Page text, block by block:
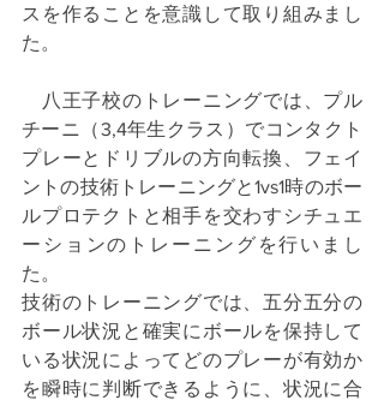
スを作ることを意識して取り組みまし
た。
八王子校のトレーニングでは、プル
チーニ（3,4年生クラス）でコンタクト
プレーとドリブルの方向転換、フェイ
ントの技術トレーニングと1vs1時のボー
ルプロテクトと相手を交わすシチュエ
ーションのトレーニングを行いまし
た。
技術のトレーニングでは、五分五分の
ボール状況と確実にボールを保持して
いる状況によってどのプレーが有効か
を瞬時に判断できるように、状況に合